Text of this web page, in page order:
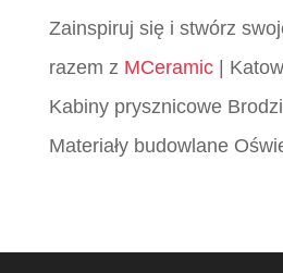
Zainspiruj się i stwórz
razem z MCeramic|
Kabiny prysznicowe
Materiały budowlane